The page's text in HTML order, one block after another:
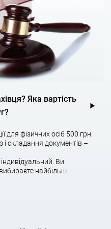
власності клієнт
перелік та опис об’єктів
оптимізацію
та мінімізацію ризиків,
продажем.
кількістю об’єктів, що
Яка вартість
для фізичних осіб 500 грн.
і складання документів –
Ви
найбільш